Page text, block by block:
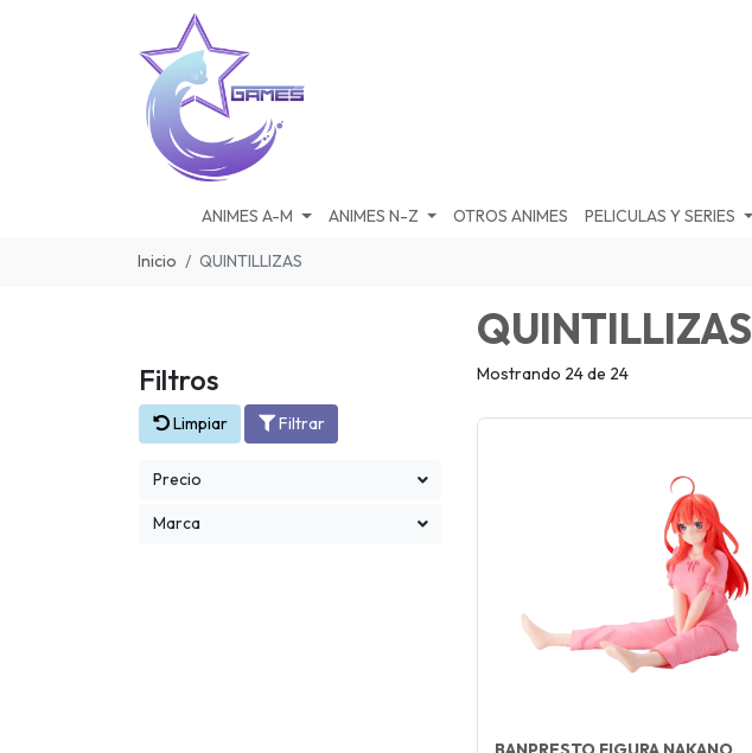
ANIMES A-M ANIMES N-Z OTROS ANIMES PELICULAS Y SERIES
Inicio QUINTILLIZAS
QUINTILLIZAS
Filtros
Limpiar Filtrar
Precio
Marca
Mostrando 24 de 24